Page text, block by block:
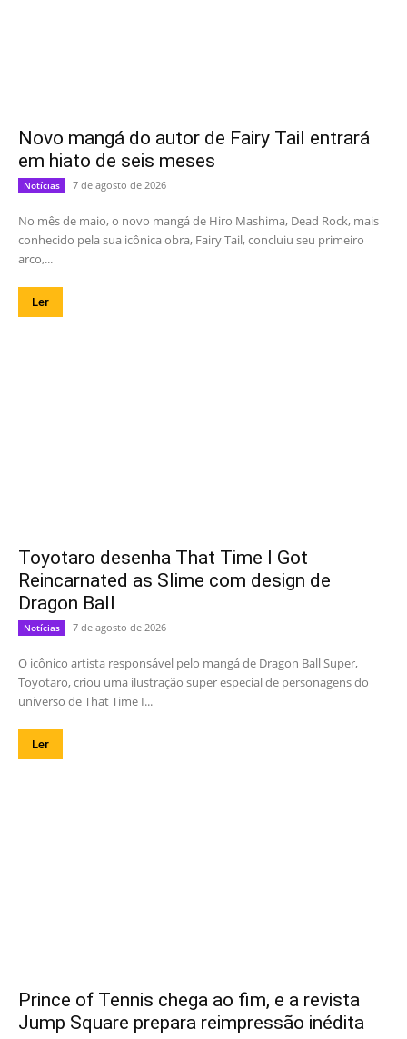
Novo mangá do autor de Fairy Tail entrará
em hiato de seis meses
Notícias 7 de agosto de 2026
No mês de maio, o novo mangá de Hiro Mashima, Dead Rock, mais
conhecido pela sua icônica obra, Fairy Tail, concluiu seu primeiro
arco,...
Ler
Toyotaro desenha That Time I Got
Reincarnated as Slime com design de
Dragon Ball
Notícias 7 de agosto de 2026
O icônico artista responsável pelo mangá de Dragon Ball Super,
Toyotaro, criou uma ilustração super especial de personagens do
universo de That Time I...
Ler
Prince of Tennis chega ao fim, e a revista
Jump Square prepara reimpressão inédita